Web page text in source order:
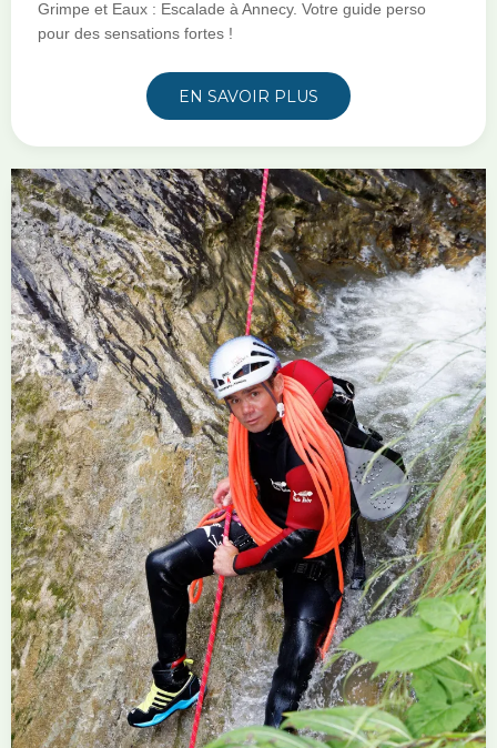
Grimpe et Eaux : Escalade à Annecy. Votre guide perso
pour des sensations fortes !
EN SAVOIR PLUS